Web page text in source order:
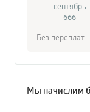
сентябрь
666
Без переплат
Мы начислим